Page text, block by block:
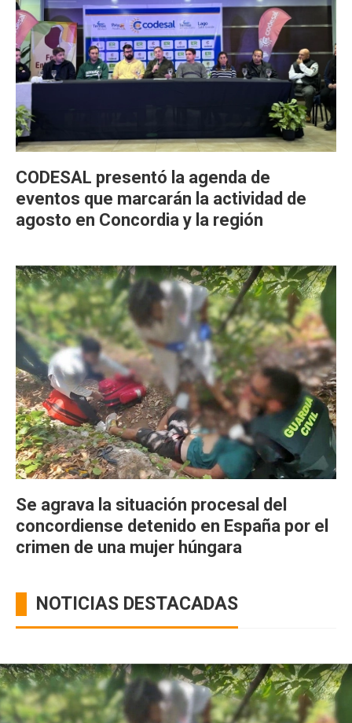
CODESAL presentó la agenda de
eventos que marcarán la actividad de
agosto en Concordia y la región
Se agrava la situación procesal del
concordiense detenido en España por el
crimen de una mujer húngara
NOTICIAS DESTACADAS